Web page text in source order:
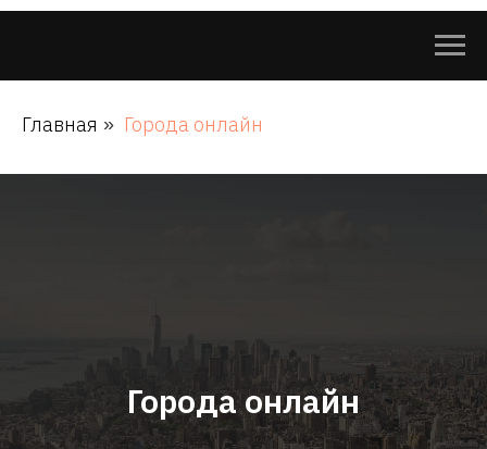
Главная » Города онлайн
Города онлайн